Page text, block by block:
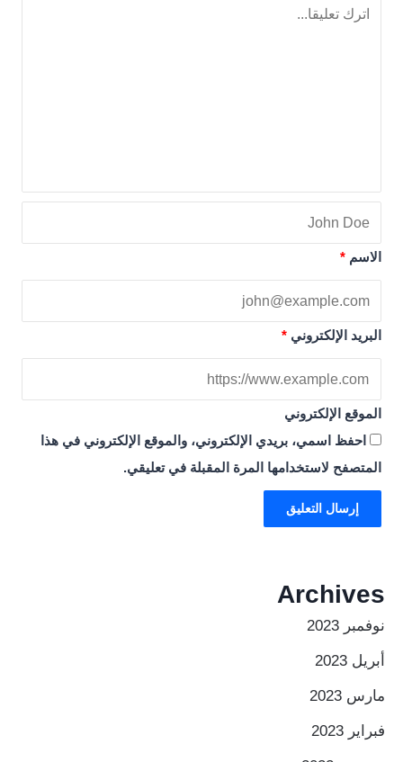
الاسم *
البريد الإلكتروني *
الموقع الإلكتروني
احفظ اسمي، بريدي الإلكتروني، والموقع الإلكتروني في هذا
المتصفح لاستخدامها المرة المقبلة في تعليقي.
Archives
نوفمبر 2023
أبريل 2023
مارس 2023
فبراير 2023